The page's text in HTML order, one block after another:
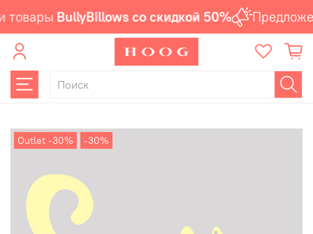
товарыBullyBillows со скидкой 50%
Outlet -30% -30%